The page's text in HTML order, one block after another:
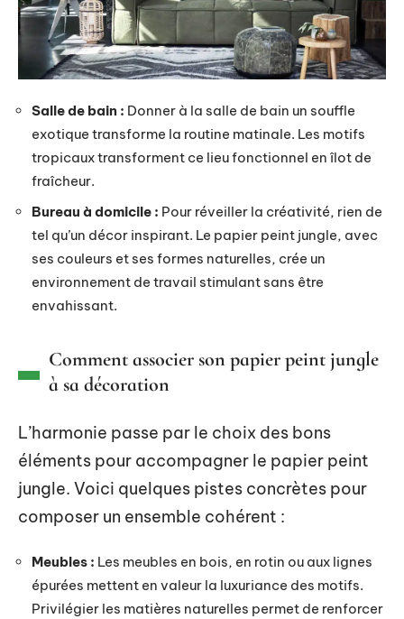
Salle de bain : Donner à la salle de bain un souffle
exotique transforme la routine matinale. Les motifs
tropicaux transforment ce lieu fonctionnel en îlot de
fraîcheur.
Bureau à domicile : Pour réveiller la créativité, rien de
tel qu’un décor inspirant. Le papier peint jungle, avec
ses couleurs et ses formes naturelles, crée un
environnement de travail stimulant sans être
envahissant.
Comment associer son papier peint jungle
à sa décoration
L’harmonie passe par le choix des bons
éléments pour accompagner le papier peint
jungle. Voici quelques pistes concrètes pour
composer un ensemble cohérent :
Meubles : Les meubles en bois, en rotin ou aux lignes
épurées mettent en valeur la luxuriance des motifs.
Privilégier les matières naturelles permet de renforcer